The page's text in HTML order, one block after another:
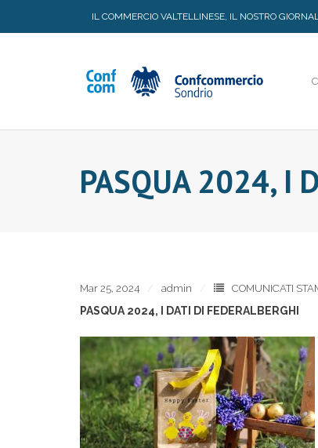
IL COMMERCIO VALTELLINESE, IL NOSTRO
PASQUA 2024, I
Mar 25, 2024 admin COMUNICATI
PASQUA 2024, I DATI DI FEDERALBERGHI